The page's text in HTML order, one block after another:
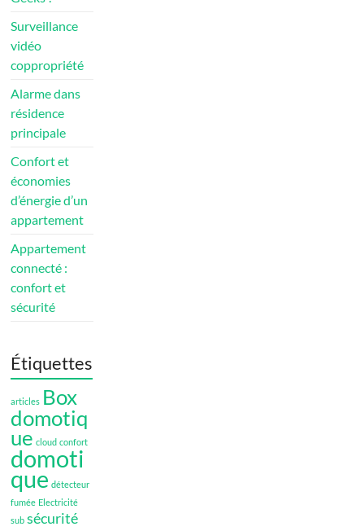
Surveillance
vidéo
coppropriété
Alarme dans
résidence
principale
Confort et
économies
d’énergie d’un
appartement
Appartement
connecté :
confort et
sécurité
Étiquettes
articles Box
domotiq
ue cloud confort
domoti
que détecteur
fumée Electricité
sub sécurité